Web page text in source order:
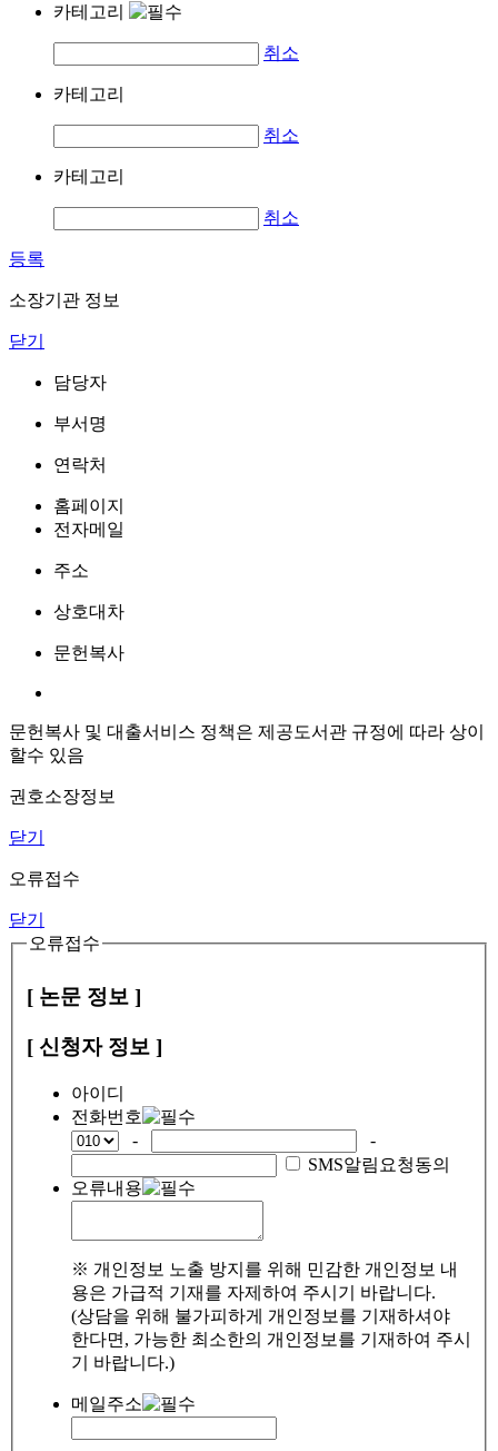
카테고리
취소
카테고리
취소
카테고리
취소
등록
소장기관 정보
닫기
담당자
부서명
연락처
홈페이지
전자메일
주소
상호대차
문헌복사
문헌복사 및 대출서비스 정책은 제공도서관 규정에 따라 상이
할수 있음
권호소장정보
닫기
오류접수
닫기
오류접수
[ 논문 정보 ]
[ 신청자 정보 ]
아이디
전화번호
-
-
SMS알림요청동의
오류내용
※ 개인정보 노출 방지를 위해 민감한 개인정보 내
용은 가급적 기재를 자제하여 주시기 바랍니다.
(상담을 위해 불가피하게 개인정보를 기재하셔야
한다면, 가능한 최소한의 개인정보를 기재하여 주시
기 바랍니다.)
메일주소